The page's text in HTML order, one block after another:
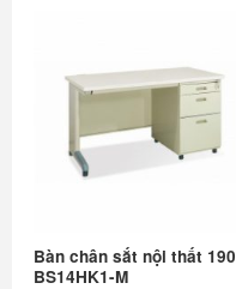
Bàn chân sắt nội thất 190
BS14HK1-M